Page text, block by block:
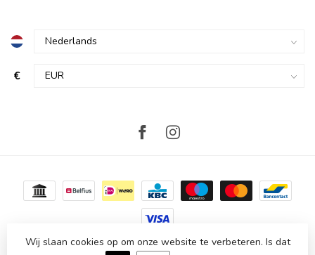
€
© Copyright 2026 Atmosvert- Powered byLightspeed -
Wij slaan cookies op om onze website te verbeteren. Is dat